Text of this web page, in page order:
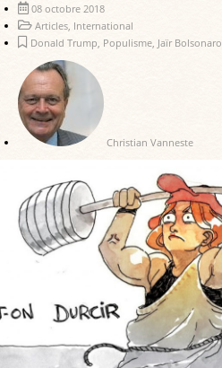
08 octobre 2018
Articles, International
Donald Trump, Populisme, Jaïr Bolsonaro
Christian Vanneste